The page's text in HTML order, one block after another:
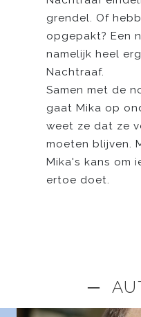
grendel. Of
opgepakt? Een
namelijk heel
Nachtraaf.
Samen met de
gaat Mika op
weet ze dat ze
moeten blijven.
Mika's kans om
ertoe doet.
─